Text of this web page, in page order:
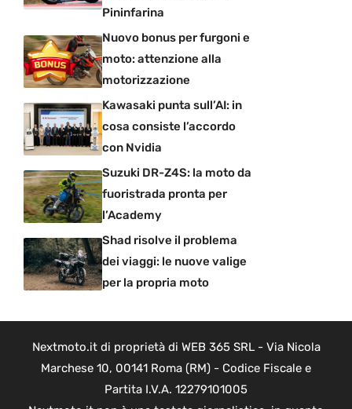
Pininfarina
Nuovo bonus per furgoni e
moto: attenzione alla
motorizzazione
Kawasaki punta sull’AI: in
cosa consiste l’accordo
con Nvidia
Suzuki DR-Z4S: la moto da
fuoristrada pronta per
l’Academy
Shad risolve il problema
dei viaggi: le nuove valige
per la propria moto
Nextmoto.it di proprietà di WEB 365 SRL - Via Nicola
Marchese 10, 00141 Roma (RM) - Codice Fiscale e
Partita I.V.A. 12279101005